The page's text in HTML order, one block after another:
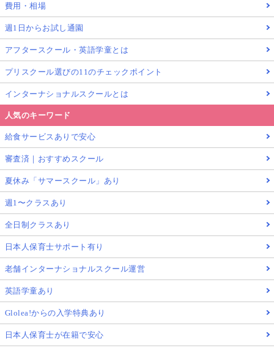
費用・相場
週1日からお試し通園
アフタースクール・英語学童とは
プリスクール選びの11のチェックポイント
インターナショナルスクールとは
人気のキーワード
給食サービスありで安心
審査済｜おすすめスクール
夏休み「サマースクール」あり
週1〜クラスあり
全日制クラスあり
日本人保育士サポート有り
老舗インターナショナルスクール運営
英語学童あり
Glolea!からの入学特典あり
日本人保育士が在籍で安心